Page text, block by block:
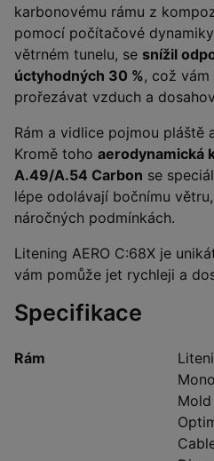
karbonovému rámu z
pomocí počítačové
větrném tunelu, se snížil
úctyhodných 30 %, což vám
prořezávat vzduch a
Rám a vidlice pojmou pláště
Kromě toho aerodynamická
A.49/A.54 Carbon se
lépe odolávají bočnímu
náročných podmínkách.
Litening AERO C:68X je
vám pomůže jet rychleji a
Specifikace
Rám